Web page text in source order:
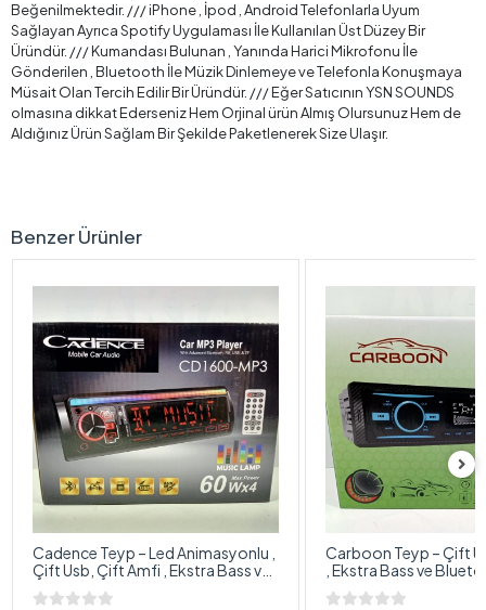
Beğenilmektedir. /// iPhone , İpod , Android Telefonlarla Uyum
Sağlayan Ayrıca Spotify Uygulaması İle Kullanılan Üst Düzey Bir
Üründür. /// Kumandası Bulunan , Yanında Harici Mikrofonu İle
Gönderilen , Bluetooth İle Müzik Dinlemeye ve Telefonla Konuşmaya
Müsait Olan Tercih Edilir Bir Üründür. /// Eğer Satıcının YSN SOUNDS
olmasına dikkat Ederseniz Hem Orjinal ürün Almış Olursunuz Hem de
Aldığınız Ürün Sağlam Bir Şekilde Paketlenerek Size Ulaşır.
Benzer Ürünler
Cadence Teyp – Led Animasyonlu ,
Çift Usb, Çift Amfi , Ekstra Bass ve
Bluetoothlu 7 Renk Oto Teyp
Carboon Teyp – Çift Usb, Çift
, Ekstra Bass ve
Oto Teyp